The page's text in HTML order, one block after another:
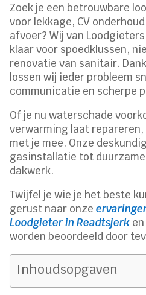
Zoek je een betrouwbare
voor lekkage, CV
afvoer? Wij van
klaar voor spoedklussen,
renovatie van sanitair.
lossen wij ieder probleem
communicatie en scherpe
Of je nu waterschade
verwarming laat
met je mee. Onze
gasinstallatie tot
dakwerk.
Twijfel je wie je het beste
gerust naar onze
Loodgieter in Readtsjerk
worden beoordeeld door
Inhoudsopgaven